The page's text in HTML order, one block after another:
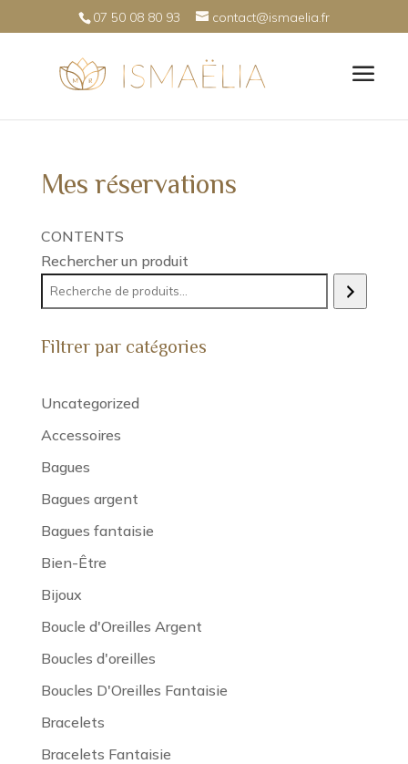
07 50 08 80 93 contact@ismaelia.fr
Mes réservations
CONTENTS
Rechercher un produit
Filtrer par catégories
Uncategorized
Accessoires
Bagues
Bagues argent
Bagues fantaisie
Bien-Être
Bijoux
Boucle d'Oreilles Argent
Boucles d'oreilles
Boucles D'Oreilles Fantaisie
Bracelets
Bracelets Fantaisie